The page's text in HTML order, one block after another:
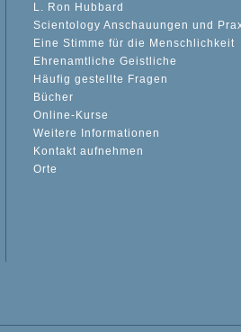
L. Ron Hubbard
Scientology Anschauungen und
Eine Stimme für die Menschlichkeit
Ehrenamtliche Geistliche
Häufig gestellte Fragen
Bücher
Online-Kurse
Weitere Informationen
Kontakt aufnehmen
Orte